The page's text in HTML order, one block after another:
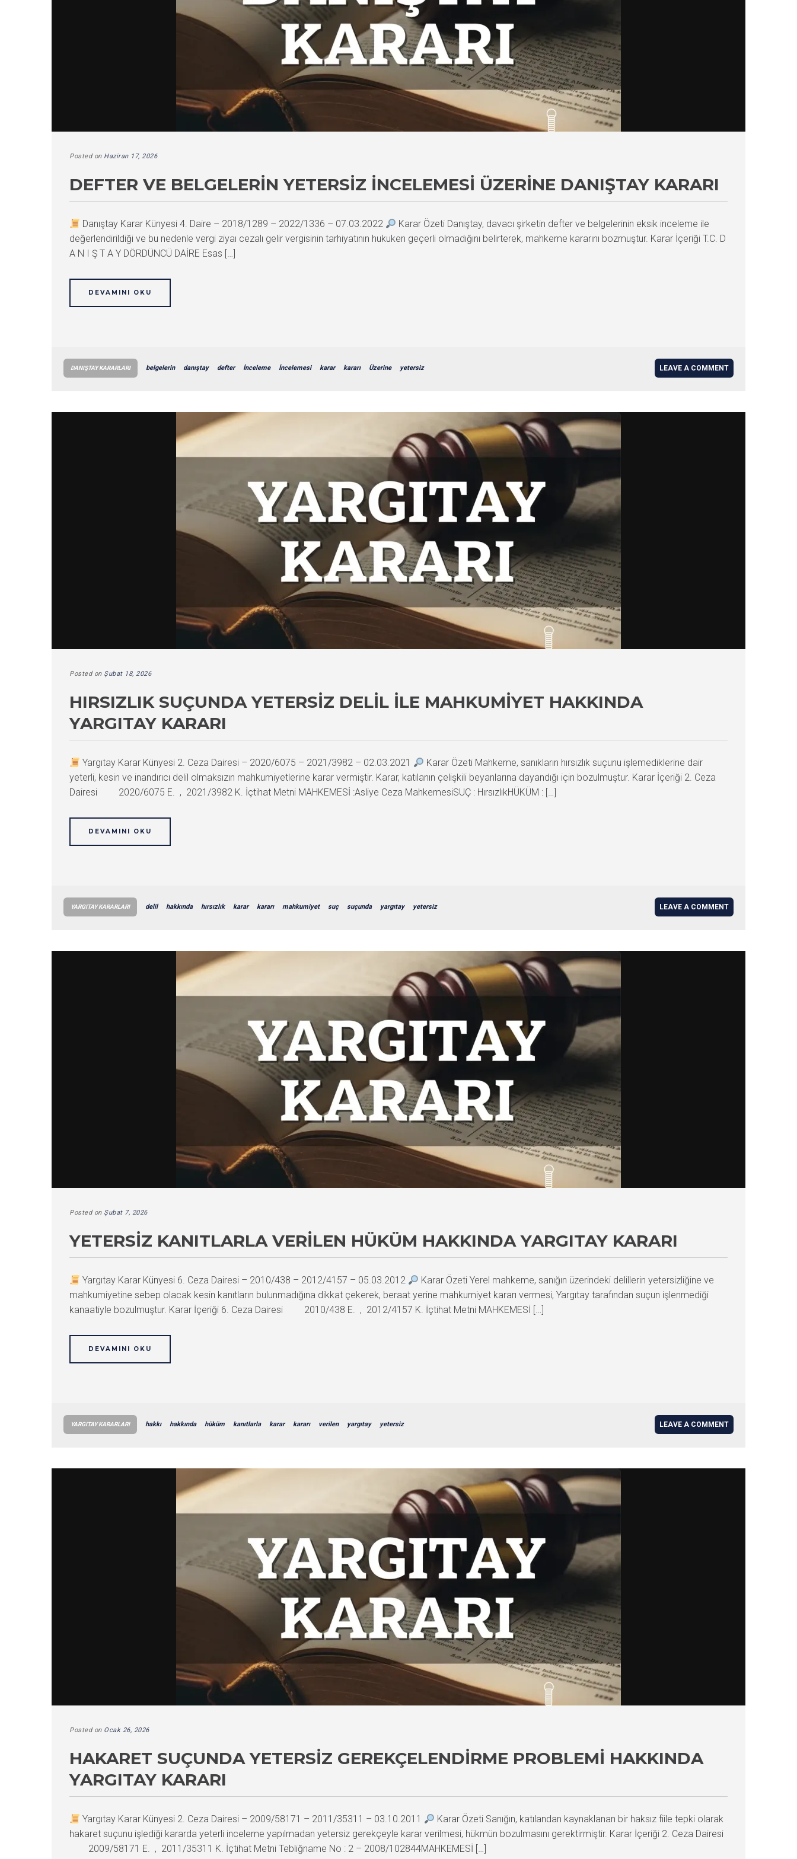
Posted on Haziran 17, 2026
DEFTER VE BELGELERIN YETERSIZ İNCELEMESI ÜZERINE DANIŞTAY KARARI
Danıştay Karar Künyesi 4. Daire – 2018/1289 – 2022/1336 – 07.03.2022
Karar Özeti Danıştay, davacı şirketin defter ve belgelerinin eksik inceleme ile
değerlendirildiği ve bu nedenle vergi ziyaı cezalı gelir vergisinin tarhiyatının hukuken geçerli olmadığını belirterek, mahkeme kararını bozmuştur. Karar İçeriği T.C. D
A N I Ş T A Y DÖRDÜNCÜ DAİRE Esas […]
DEVAMINI OKU
DANIŞTAY KARARLARI belgelerin danıştay defter İnceleme İncelemesi karar kararı Üzerine yetersiz LEAVE A COMMENT
Posted on Şubat 18, 2026
HIRSIZLIK SUÇUNDA YETERSIZ DELIL ILE MAHKUMIYET HAKKINDA
YARGITAY KARARI
Yargıtay Karar Künyesi 2. Ceza Dairesi – 2020/6075 – 2021/3982 – 02.03.2021
Karar Özeti Mahkeme, sanıkların hırsızlık suçunu işlemediklerine dair
yeterli, kesin ve inandırıcı delil olmaksızın mahkumiyetlerine karar vermiştir. Karar, katılanın çelişkili beyanlarına dayandığı için bozulmuştur. Karar İçeriği 2. Ceza
Dairesi 2020/6075 E. , 2021/3982 K. İçtihat Metni MAHKEMESİ :Asliye Ceza MahkemesiSUÇ : HırsızlıkHÜKÜM : […]
DEVAMINI OKU
YARGITAY KARARLARI delil hakkında hırsızlık karar kararı mahkumiyet suç suçunda yargıtay yetersiz LEAVE A COMMENT
Posted on Şubat 7, 2026
YETERSIZ KANITLARLA VERILEN HÜKÜM HAKKINDA YARGITAY KARARI
Yargıtay Karar Künyesi 6. Ceza Dairesi – 2010/438 – 2012/4157 – 05.03.2012
Karar Özeti Yerel mahkeme, sanığın üzerindeki delillerin yetersizliğine ve
mahkumiyetine sebep olacak kesin kanıtların bulunmadığına dikkat çekerek, beraat yerine mahkumiyet kararı vermesi, Yargıtay tarafından suçun işlenmediği
kanaatiyle bozulmuştur. Karar İçeriği 6. Ceza Dairesi 2010/438 E. , 2012/4157 K. İçtihat Metni MAHKEMESİ […]
DEVAMINI OKU
YARGITAY KARARLARI hakkı hakkında hüküm kanıtlarla karar kararı verilen yargıtay yetersiz LEAVE A COMMENT
Posted on Ocak 26, 2026
HAKARET SUÇUNDA YETERSIZ GEREKÇELENDIRME PROBLEMI HAKKINDA
YARGITAY KARARI
Yargıtay Karar Künyesi 2. Ceza Dairesi – 2009/58171 – 2011/35311 – 03.10.2011
Karar Özeti Sanığın, katılandan kaynaklanan bir haksız fiile tepki olarak
hakaret suçunu işlediği kararda yeterli inceleme yapılmadan yetersiz gerekçeyle karar verilmesi, hükmün bozulmasını gerektirmiştir. Karar İçeriği 2. Ceza Dairesi
2009/58171 E. , 2011/35311 K. İçtihat Metni Tebliğname No : 2 – 2008/102844MAHKEMESİ […]